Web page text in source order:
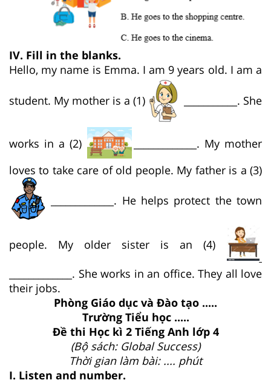
IV. Fill in the blanks.
Hello, my name is Emma. I am 9 years old. I am a
student. My mother is a (1) ___________. She
works in a (2)
_____________. My mother
loves to take care of old people. My father is a (3)
_____________. He helps protect the town
people. My older sister is an (4)
_____________. She works in an office. They all love
their jobs.
Phòng Giáo dục và Đào tạo .....
Trường Tiểu học .....
Đề thi Học kì 2 Tiếng Anh lớp 4
(Bộ sách: Global Success)
Thời gian làm bài: .... phút
I. Listen and number.